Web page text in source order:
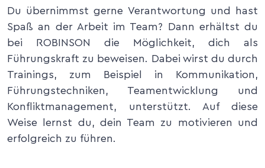
Du übernimmst gerne Verantwortung und hast
Spaß an der Arbeit im Team? Dann erhältst du
bei ROBINSON die Möglichkeit, dich als
Führungskraft zu beweisen. Dabei wirst du durch
Trainings, zum Beispiel in Kommunikation,
Führungstechniken, Teamentwicklung und
Konfliktmanagement, unterstützt. Auf diese
Weise lernst du, dein Team zu motivieren und
erfolgreich zu führen.